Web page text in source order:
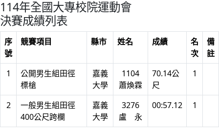
114年全國大專校院運動會
決賽成績列表
序
號
競賽項目 縣市 姓名 成績
名
次
備
註
1
公開男生組田徑
標槍
嘉義
大學
1104
蕭煥霖
70.14公
尺
1
2
一般男生組田徑
400公尺跨欄
嘉義
大學
3276
盧 永
00:57.12 1